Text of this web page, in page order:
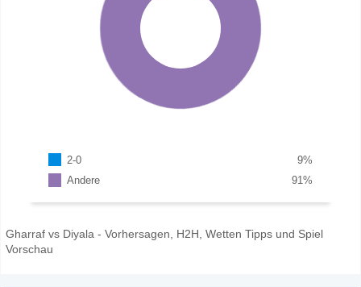
2-0 %
9
Andere
%
91
Gharraf vs Diyala - Vorhersagen, H2H, Wetten Tipps und Spiel
Vorschau